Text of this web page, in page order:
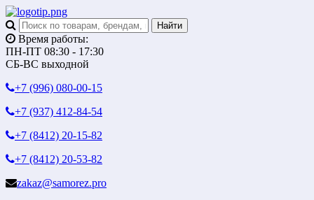
Время работы:
ПН-ПТ 08:30 - 17:30
СБ-ВС выходной
+7 (996) 080-00-15
+7 (937) 412-84-54
+7 (8412) 20-15-82
+7 (8412) 20-53-82
zakaz@samorez.pro